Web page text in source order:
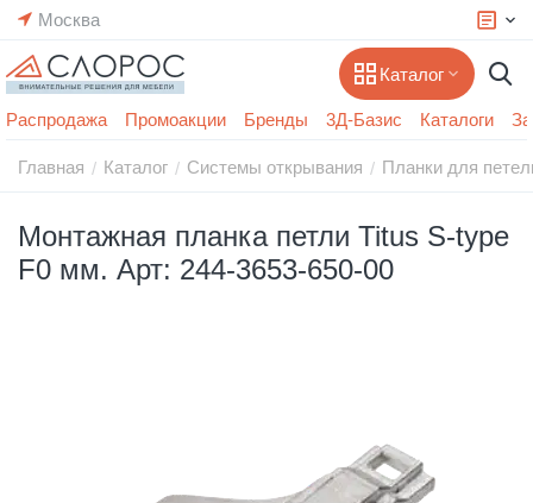
Москва
Каталог
Распродажа Промоакции Бренды 3Д-Базис Каталоги
Главная / Каталог / Системы открывания / Планки для
Монтажная планка петли Titus S-type
F0 мм. Арт: 244-3653-650-00